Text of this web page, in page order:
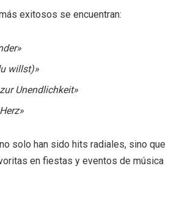
exitosos se encuentran:
willst)»
Unendlichkeit»
solo han sido hits radiales, sino que
en fiestas y eventos de música